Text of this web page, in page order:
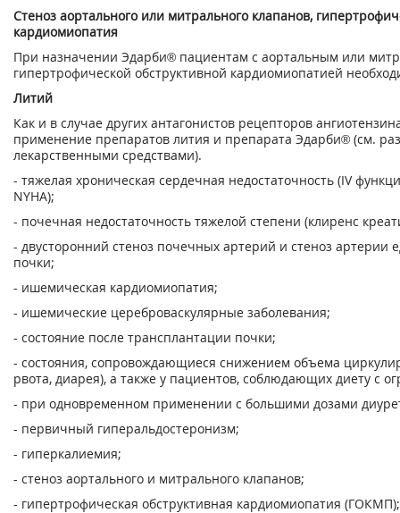
Стеноз аортального или митрального клапанов,
кардиомиопатия
При назначении Эдарби® пациентам с аортальным или
гипертрофической обструктивной кардиомиопатией
Литий
Как и в случае других антагонистов рецепторов
применение препаратов лития и препарата Эдарби® (см.
лекарственными средствами).
- тяжелая хроническая сердечная недостаточность (IV
NYHA);
- почечная недостаточность тяжелой степени (клиренс
- двусторонний стеноз почечных артерий и стеноз
почки;
- ишемическая кардиомиопатия;
- ишемические цереброваскулярные заболевания;
- состояние после трансплантации почки;
- состояния, сопровождающиеся снижением объема
рвота, диарея), а также у пациентов, соблюдающих диету с
- при одновременном применении с большими дозами
- первичный гиперальдостеронизм;
- гиперкалиемия;
- стеноз аортального и митрального клапанов;
- гипертрофическая обструктивная кардиомиопатия (ГОКМП);